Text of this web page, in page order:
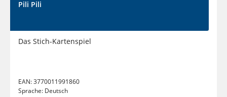
Pili Pili
Das Stich-Kartenspiel
EAN:3770011991860
Sprache: Deutsch